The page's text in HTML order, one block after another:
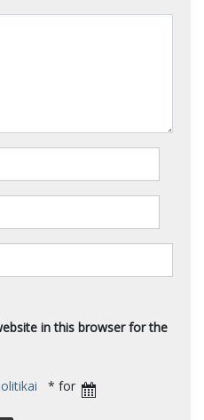
in this browser for the
* for